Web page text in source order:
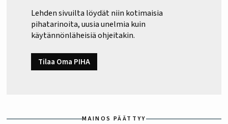
Lehden sivuilta löydät niin kotimaisia
pihatarinoita, uusia unelmia kuin
käytännönläheisiä ohjeitakin.
Tilaa Oma PIHA
MAINOS PÄÄTTYY